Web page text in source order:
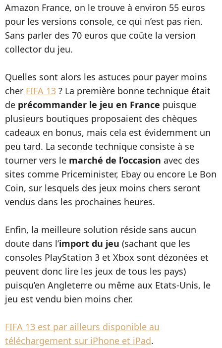
Amazon France, on le trouve à environ 55 euros
pour les versions console, ce qui n’est pas rien.
Sans parler des 70 euros que coûte la version
collector du jeu.
Quelles sont alors les astuces pour payer moins
cher FIFA 13 ? La première bonne technique était
de précommander le jeu en France puisque
plusieurs boutiques proposaient des chèques
cadeaux en bonus, mais cela est évidemment un
peu tard. La seconde technique consiste à se
tourner vers le marché de l’occasion avec des
sites comme Priceminister, Ebay ou encore Le Bon
Coin, sur lesquels des jeux moins chers seront
vendus dans les prochaines heures.
Enfin, la meilleure solution réside sans aucun
doute dans l’import du jeu (sachant que les
consoles PlayStation 3 et Xbox sont dézonées et
peuvent donc lire les jeux de tous les pays)
puisqu’en Angleterre ou même aux Etats-Unis, le
jeu est vendu bien moins cher.
FIFA 13 est par ailleurs disponible au
téléchargement sur iPhone et iPad.